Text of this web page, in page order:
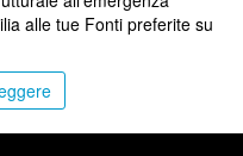
alle tue Fonti preferite su